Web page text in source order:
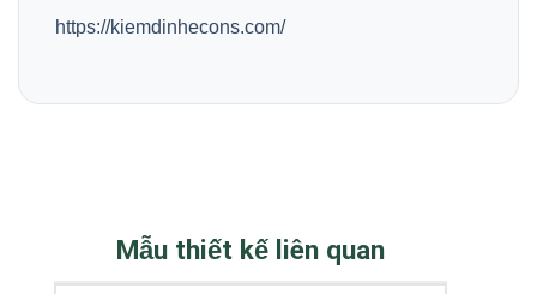
https://kiemdinhecons.com/
Mẫu thiết kế liên quan